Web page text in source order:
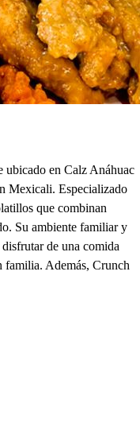
ubicado en Calz Anáhuac
Mexicali. Especializado
que combinan
Su ambiente familiar y
de una comida
familia. Además, Crunch